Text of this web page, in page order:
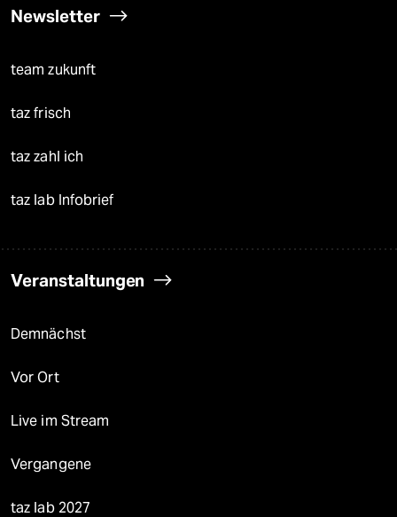
Newsletter
team zukunft
taz frisch
taz zahl ich
taz lab Infobrief
Veranstaltungen
Demnächst
Vor Ort
Live im Stream
Vergangene
taz lab 2027